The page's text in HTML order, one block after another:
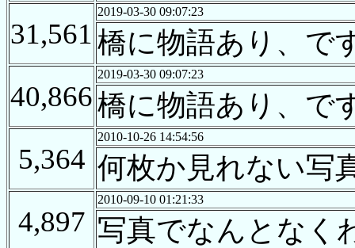
31,561
2019-03-30 09:07:23
橋に物語あり、で
40,866
2019-03-30 09:07:23
橋に物語あり、で
5,364
2010-10-26 14:54:56
何枚か見れない写
4,897
2010-09-10 01:21:33
写真でなんとなく